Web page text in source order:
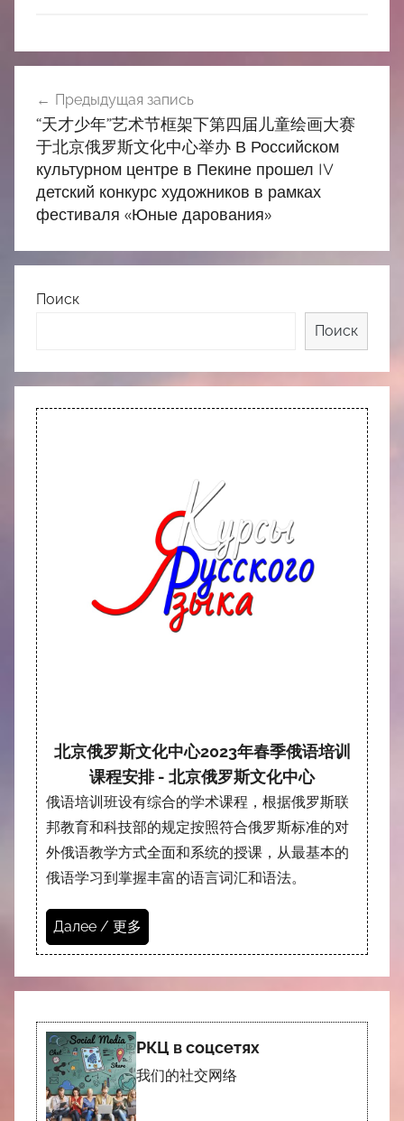
по
записям
Предыдущая запись
“天才少年”艺术节框架下第四届儿童绘画大赛
于北京俄罗斯文化中心举办 В Российском
культурном центре в Пекине прошел IV
детский конкурс художников в рамках
фестиваля «Юные дарования»
Поиск
Поиск
北京俄罗斯文化中心2023年春季俄语培训
课程安排 - 北京俄罗斯文化中心
俄语培训班设有综合的学术课程，根据俄罗斯联
邦教育和科技部的规定按照符合俄罗斯标准的对
外俄语教学方式全面和系统的授课，从最基本的
俄语学习到掌握丰富的语言词汇和语法。
Далее / 更多
РКЦ в соцсетях
我们的社交网络